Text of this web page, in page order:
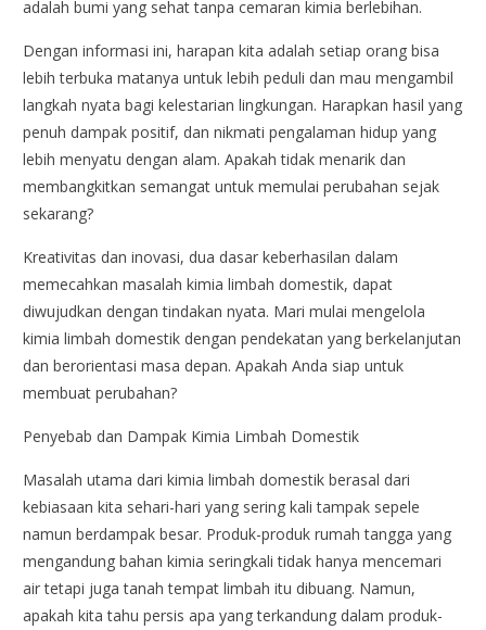
adalah bumi yang sehat tanpa cemaran kimia berlebihan.
Dengan informasi ini, harapan kita adalah setiap orang bisa
lebih terbuka matanya untuk lebih peduli dan mau mengambil
langkah nyata bagi kelestarian lingkungan. Harapkan hasil yang
penuh dampak positif, dan nikmati pengalaman hidup yang
lebih menyatu dengan alam. Apakah tidak menarik dan
membangkitkan semangat untuk memulai perubahan sejak
sekarang?
Kreativitas dan inovasi, dua dasar keberhasilan dalam
memecahkan masalah kimia limbah domestik, dapat
diwujudkan dengan tindakan nyata. Mari mulai mengelola
kimia limbah domestik dengan pendekatan yang berkelanjutan
dan berorientasi masa depan. Apakah Anda siap untuk
membuat perubahan?
Penyebab dan Dampak Kimia Limbah Domestik
Masalah utama dari kimia limbah domestik berasal dari
kebiasaan kita sehari-hari yang sering kali tampak sepele
namun berdampak besar. Produk-produk rumah tangga yang
mengandung bahan kimia seringkali tidak hanya mencemari
air tetapi juga tanah tempat limbah itu dibuang. Namun,
apakah kita tahu persis apa yang terkandung dalam produk-